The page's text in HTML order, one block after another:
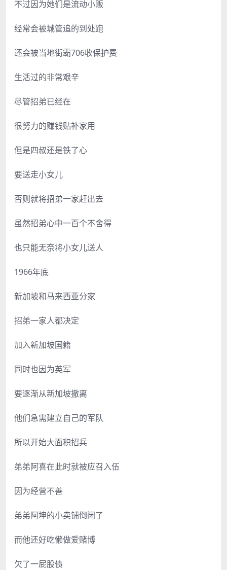
不过因为她们是流动小贩
经常会被城管追的到处跑
还会被当地街霸706收保护费
生活过的非常艰辛
尽管招弟已经在
很努力的赚钱贴补家用
但是四叔还是铁了心
要送走小女儿
否则就将招弟一家赶出去
虽然招弟心中一百个不舍得
也只能无奈将小女儿送人
1966年底
新加坡和马来西亚分家
招弟一家人都决定
加入新加坡国籍
同时也因为英军
要逐渐从新加坡撤离
他们急需建立自己的军队
所以开始大面积招兵
弟弟阿喜在此时就被应召入伍
因为经营不善
弟弟阿坤的小卖铺倒闭了
而他还好吃懒做爱赌博
欠了一屁股债